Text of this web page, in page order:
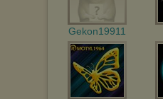
Gekon19911